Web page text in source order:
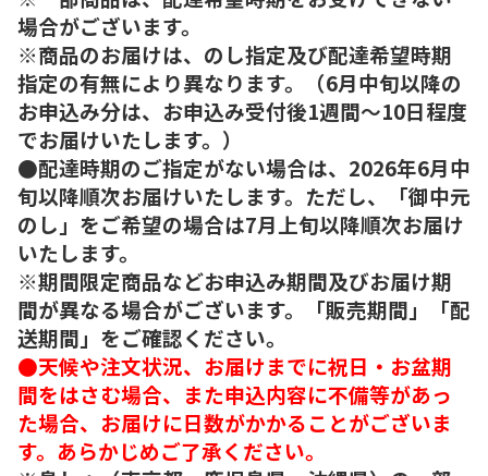
場合がございます。
※商品のお届けは、のし指定及び配達希望時期
指定の有無により異なります。（6月中旬以降の
お申込み分は、お申込み受付後1週間～10日程度
でお届けいたします。）
●配達時期のご指定がない場合は、2026年6月中
旬以降順次お届けいたします。ただし、「御中元
のし」をご希望の場合は7月上旬以降順次お届け
いたします。
※期間限定商品などお申込み期間及びお届け期
間が異なる場合がございます。「販売期間」「配
送期間」をご確認ください。
●天候や注文状況、お届けまでに祝日・お盆期
間をはさむ場合、また申込内容に不備等があっ
た場合、お届けに日数がかかることがございま
す。あらかじめご了承ください。